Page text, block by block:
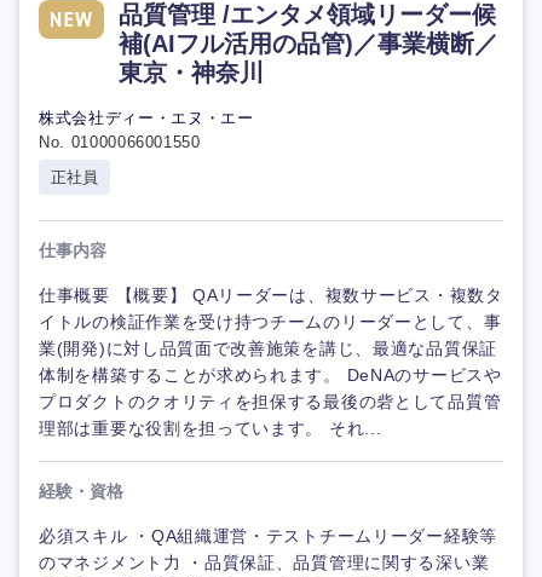
品質管理 /エンタメ領域リーダー候
補(AIフル活用の品管)／事業横断／
東京・神奈川
株式会社ディー・エヌ・エー
No. 01000066001550
正社員
仕事内容
仕事概要 【概要】 QAリーダーは、複数サービス・複数タ
イトルの検証作業を受け持つチームのリーダーとして、事
業(開発)に対し品質面で改善施策を講じ、最適な品質保証
体制を構築することが求められます。 DeNAのサービスや
プロダクトのクオリティを担保する最後の砦として品質管
理部は重要な役割を担っています。 それ...
経験・資格
必須スキル ・QA組織運営・テストチームリーダー経験等
のマネジメント力 ・品質保証、品質管理に関する深い業